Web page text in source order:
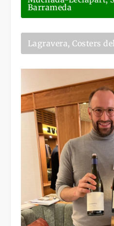
Barrameda
Lagravera, Costers